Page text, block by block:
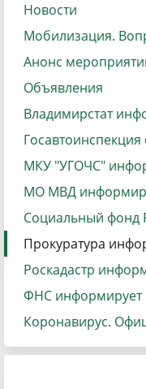
Новости
Мобилизация.
Анонс
Объявления
Владимирстат
МКУ "УГОЧС"
МО МВД
Социальный фонд
Прокуратура
Роскадастр
ФНС информирует
Коронавирус.